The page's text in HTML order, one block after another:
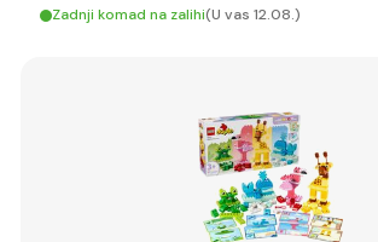
Zadnji komad na zalihi(U vas 12.08.)